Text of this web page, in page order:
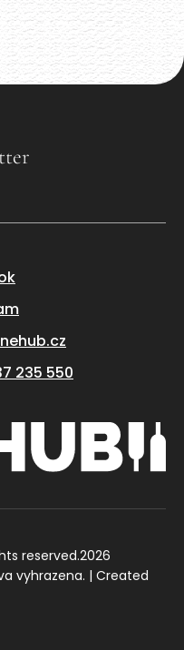
235 550
reserved.2026
vyhrazena. | Created